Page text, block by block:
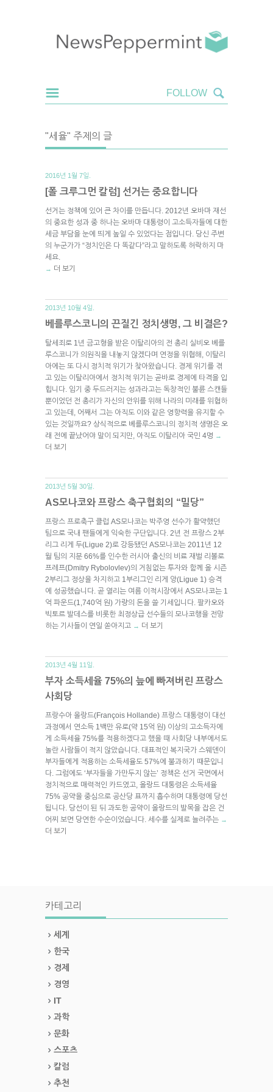
"세율" 주제의 글
2016년 1월 7일.
[폴 크루그먼 칼럼] 선거는 중요합니다
선거는 정책에 있어 큰 차이를 만듭니다. 2012년 오바마 재선
의 중요한 성과 중 하나는 오바마 대통령이 고소득자들에 대한
세금 부담을 눈에 띄게 높일 수 있었다는 점입니다. 당신 주변
의 누군가가 “정치인은 다 똑같다”라고 말하도록 허락하지 마
세요.
→ 더 보기
2013년 10월 4일.
베를루스코니의 끈질긴 정치생명, 그 비결은?
탈세죄로 1년 금고형을 받은 이탈리아의 전 총리 실비오 베를
루스코니가 의원직을 내놓지 않겠다며 연정을 위협해, 이탈리
아에는 또 다시 정치적 위기가 찾아왔습니다. 경제 위기를 겪
고 있는 이탈리아에서 정치적 위기는 곧바로 경제에 타격을 입
힙니다. 임기 중 두드러지는 성과라고는 독창적인 불륜 스캔들
뿐이었던 전 총리가 자신의 안위를 위해 나라의 미래를 위협하
고 있는데, 어째서 그는 아직도 이와 같은 영향력을 유지할 수
있는 것일까요? 상식적으로 베를루스코니의 정치적 생명은 오
래 전에 끝났어야 말이 되지만, 아직도 이탈리아 국민 4명 →
더 보기
2013년 5월 30일.
AS모나코와 프랑스 축구협회의 “밀당”
프랑스 프로축구 클럽 AS모나코는 박주영 선수가 활약했던
팀으로 국내 팬들에게 익숙한 구단입니다. 2년 전 프랑스 2부
리그 리게 두(Ligue 2)로 강등됐던 AS모나코는 2011년 12
월 팀의 지분 66%를 인수한 러시아 출신의 비료 재벌 리볼로
프레프(Dmitry Rybolovlev)의 거침없는 투자와 함께 올 시즌
2부리그 정상을 차지하고 1부리그인 리게 앙(Ligue 1) 승격
에 성공했습니다. 곧 열리는 여름 이적시장에서 AS모나코는 1
억 파운드(1,740억 원) 가량의 돈을 쓸 기세입니다. 팔카오와
빅토르 발데스를 비롯한 최정상급 선수들의 모나코행을 전망
하는 기사들이 연일 쏟아지고 → 더 보기
2013년 4월 11일.
부자 소득세율 75%의 늪에 빠져버린 프랑스
사회당
프랑수아 올랑드(François Hollande) 프랑스 대통령이 대선
과정에서 연소득 1백만 유로(약 15억 원) 이상의 고소득자에
게 소득세율 75%를 적용하겠다고 했을 때 사회당 내부에서도
놀란 사람들이 적지 않았습니다. 대표적인 복지국가 스웨덴이
부자들에게 적용하는 소득세율도 57%에 불과하기 때문입니
다. 그럼에도 ‘부자들을 가만두지 않는’ 정책은 선거 국면에서
정치적으로 매력적인 카드였고, 올랑드 대통령은 소득세율
75% 공약을 중심으로 공산당 표까지 흡수하며 대통령에 당선
됩니다. 당선이 된 뒤 과도한 공약이 올랑드의 발목을 잡은 건
어찌 보면 당연한 수순이었습니다. 세수를 실제로 늘려주는 →
더 보기
카테고리
세계
한국
경제
경영
IT
과학
문화
스포츠
칼럼
추천